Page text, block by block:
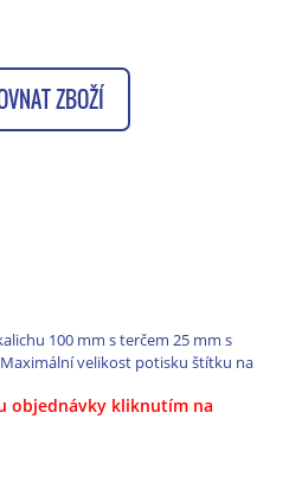
ZBOŽÍ
100 mm s terčem 25 mm s
velikost potisku štítku na
objednávky kliknutím na